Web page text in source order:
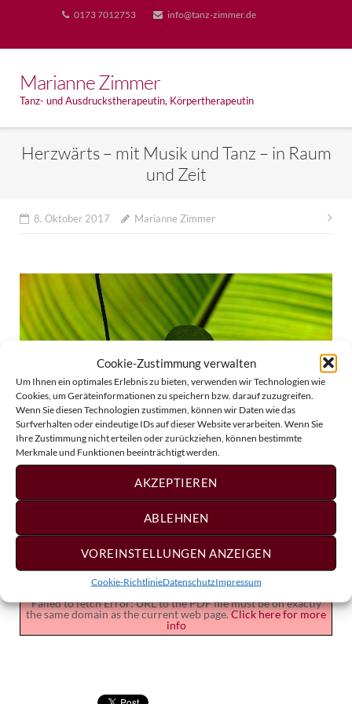
Cookie-Zustimmung verwalten
Um Ihnen ein optimales Erlebnis zu bieten, verwenden wir Technologien wie
Cookies, um Geräteinformationen zu speichern bzw. darauf zuzugreifen.
Wenn Sie diesen Technologien zustimmen, können wir Daten wie das
Surfverhalten oder eindeutige IDs auf dieser Website verarbeiten. Wenn Sie
Ihre Zustimmung nicht erteilen oder zurückziehen, können bestimmte
Merkmale und Funktionen beeinträchtigt werden.
AKZEPTIEREN
ABLEHNEN
VOREINSTELLUNGEN ANZEIGEN
Cookie-RichtlinieDatenschutzImpressum
content
0173 7012753 info@tanz-zimmer.de
Marianne Zimmer
Tanz- und Ausdruckstherapeutin, Körpertherapeutin
Herzwärts – mit Musik und Tanz – in Raum
und Zeit
8. Oktober 2017 Marianne Zimmer
Workshop am 11. und 12.11.2017 in der
Brüder-Grimm-Schule-Wiedenbrück.
Failed to fetch Error: URL to the PDF file must be on exactly
the same domain as the current web page.Click here for more
info